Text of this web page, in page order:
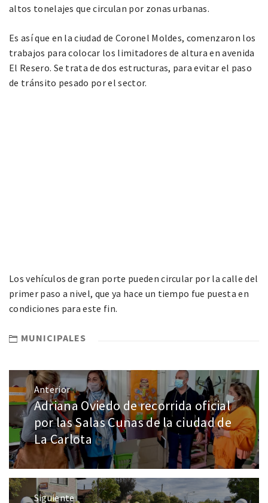
altos tonelajes que circulan por zonas urbanas.
Es así que en la ciudad de Coronel Moldes, comenzaron los
trabajos para colocar los limitadores de altura en avenida
El Resero. Se trata de dos estructuras, para evitar el paso
de tránsito pesado por el sector.
Los vehículos de gran porte pueden circular por la calle del
primer paso a nivel, que ya hace un tiempo fue puesta en
condiciones para este fin.
MUNICIPALES
Anterior
Adriana Oviedo de recorrida oficial
por las Salas Cunas de la ciudad de
La Carlota
Siguiente